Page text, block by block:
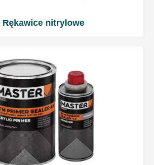
bazowego / nawierzchniowego!
pracy z produktami 2-
zaleca się używać
ochrony osobistej. Chronić oczy i
oddechowe.
powinny być dobrze
Rękawice nitrylowe